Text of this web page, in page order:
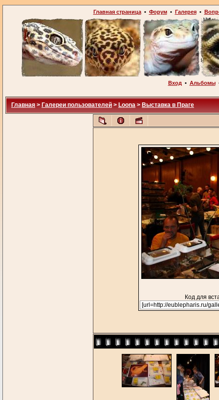
Главная страница• Форум• Галерея•
Вход • Альбомы
Главная > Галереи пользователей > Loona > Выставка в Праге
Код для